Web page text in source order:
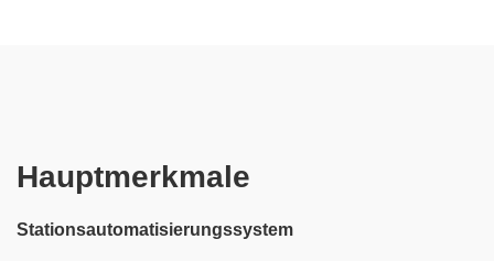
Hauptmerkmale
Stationsautomatisierungssystem